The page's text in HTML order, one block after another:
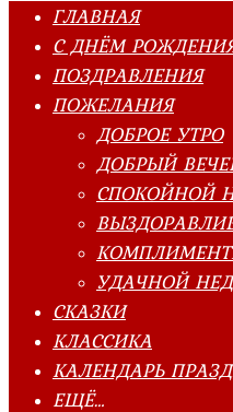
ГЛАВНАЯ
С ДНЁМ
ПОЗДРАВЛЕНИЯ
ПОЖЕЛАНИЯ
ДОБРОЕ УТРО
ДОБРЫЙ
СПОКОЙНОЙ
УДАЧНОЙ
СКАЗКИ
КЛАССИКА
КАЛЕНДАРЬ
ЕЩЁ…